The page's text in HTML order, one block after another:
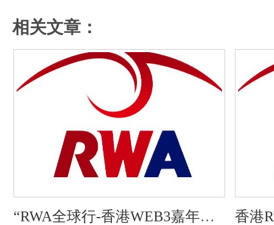
相关文章：
“RWA全球行-香港WEB3嘉年华
香港